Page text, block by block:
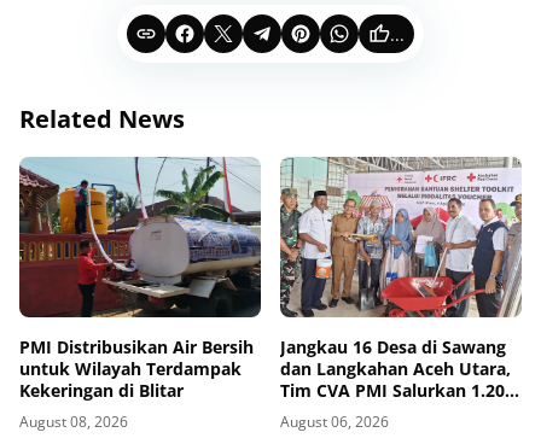
...
Related News
PMI Distribusikan Air Bersih
untuk Wilayah Terdampak
Kekeringan di Blitar
August 08, 2026
Jangkau 16 Desa di Sawang
dan Langkahan Aceh Utara,
Tim CVA PMI Salurkan 1.200
Paket Shelter Toolkit
August 06, 2026